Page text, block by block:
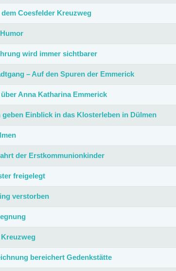
Coesfelder Kreuzweg
wird immer sichtbarer
– Auf den Spuren der Emmerick
Anna Katharina Emmerick
geben Einblick in das Klosterleben in Dülmen
der Erstkommunionkinder
freigelegt
verstorben
bereichert Gedenkstätte